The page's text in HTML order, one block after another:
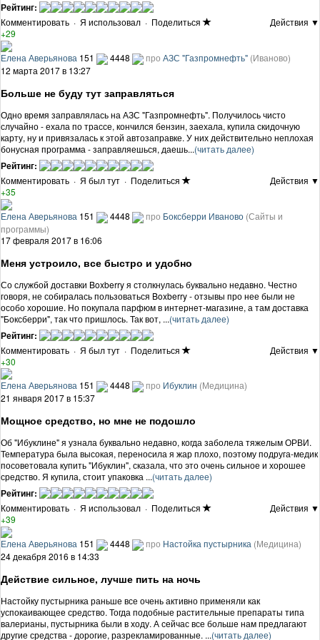
Рейтинг:
Комментировать · Я использовал · Поделиться
Действия ▼
+29
Елена Аверьянова 151 4448 про АЗС "Газпромнефть" (Иваново)
12 марта 2017 в 13:27
Больше не буду тут заправляться
Одно время заправлялась на АЗС "Газпромнефть". Получилось чисто
случайно - ехала по трассе, кончился бензин, заехала, купила скидочную
карту, ну и привязалась к этой автозаправке. У них действительно неплохая
бонусная программа - заправляешься, даешь...(читать далее)
Рейтинг:
Комментировать · Я был тут · Поделиться
Действия ▼
+35
Елена Аверьянова 151 4448 про Боксберри Иваново (Сайты и
программы)
17 февраля 2017 в 16:06
Меня устроило, все быстро и удобно
Со службой доставки Boxberry я столкнулась буквально недавно. Честно
говоря, не собиралась пользоваться Boxberry - отзывы про нее были не
особо хорошие. Но покупала парфюм в интернет-магазине, а там доставка
"Боксберри", так что пришлось. Так вот, ...(читать далее)
Рейтинг:
Комментировать · Я был тут · Поделиться
Действия ▼
+30
Елена Аверьянова 151 4448 про Ибуклин (Медицина)
21 января 2017 в 15:37
Мощное средство, но мне не подошло
Об "Ибуклине" я узнала буквально недавно, когда заболела тяжелым ОРВИ.
Температура была высокая, переносила я жар плохо, поэтому подруга-медик
посоветовала купить "Ибуклин", сказала, что это очень сильное и хорошее
средство. Я купила, стоит упаковка ...(читать далее)
Рейтинг:
Комментировать · Я использовал · Поделиться
Действия ▼
+39
Елена Аверьянова 151 4448 про Настойка пустырника (Медицина)
24 декабря 2016 в 14:33
Действие сильное, лучше пить на ночь
Настойку пустырника раньше все очень активно применяли как
успокаивающее средство. Тогда подобные растительные препараты типа
валерианы, пустырника были в ходу. А сейчас все больше нам предлагают
другие средства - дорогие, разрекламированные. ...(читать далее)